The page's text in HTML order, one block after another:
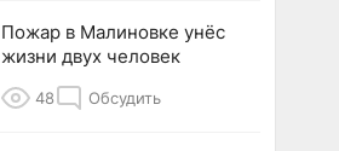
Пожар в Малиновке унёс
жизни двух человек
48 Обсудить